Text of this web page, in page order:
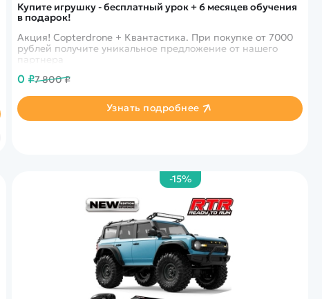
Купите игрушку - бесплатный урок + 6 месяцев обучения
в подарок!
Акция! Copterdrone + Квантастика. При покупке от 7000
рублей получите уникальное предложение от нашего
партнера
0 ₽7 800 ₽
Узнать подробнее
-15%